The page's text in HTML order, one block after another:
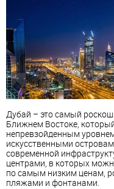
Дубай – это самый
Ближнем Востоке,
непревзойденным
искусственными
современной
центрами, в которых
по самым низким ценам,
пляжами и фонтанами.